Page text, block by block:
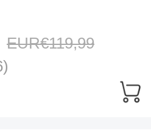
EUR€119,99